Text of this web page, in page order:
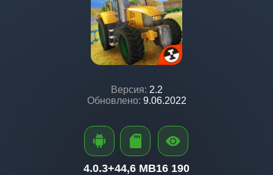
Версия: 2.2
Обновлено: 9.06.2022
4.0.3+44,6 MB16 190